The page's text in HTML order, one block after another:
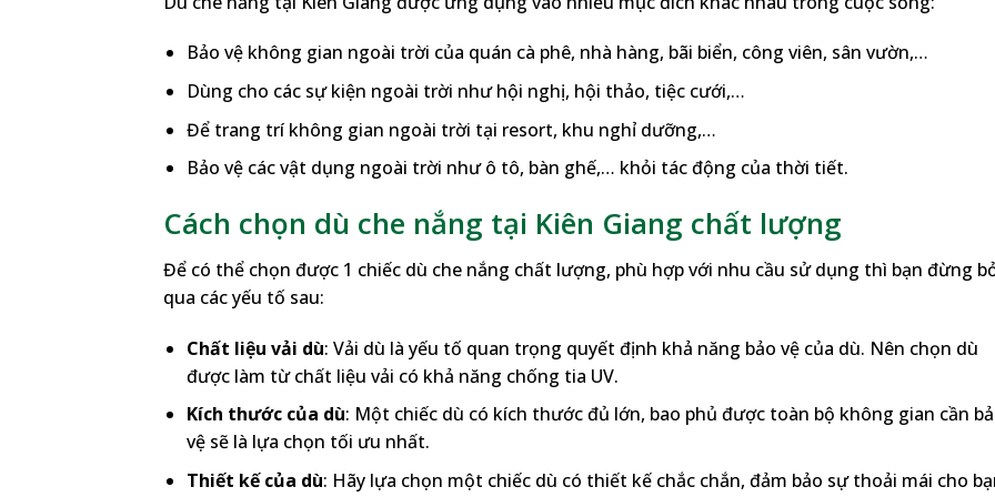
Bảo vệ không gian ngoài trời của quán cà phê, nhà hàng, bãi biển, công viên, sân vườn,…
Dùng cho các sự kiện ngoài trời như hội nghị, hội thảo, tiệc cưới,…
Để trang trí không gian ngoài trời tại resort, khu nghỉ dưỡng,…
Bảo vệ các vật dụng ngoài trời như ô tô, bàn ghế,… khỏi tác động của thời tiết.
Cách chọn dù che nắng tại Kiên Giang chất lượng
Để có thể chọn được 1 chiếc dù che nắng chất lượng, phù hợp với nhu cầu sử dụng thì bạn đừng
qua các yếu tố sau:
Chất liệu vải dù: Vải dù là yếu tố quan trọng quyết định khả năng bảo vệ của dù. Nên chọn dù
được làm từ chất liệu vải có khả năng chống tia UV.
Kích thước của dù: Một chiếc dù có kích thước đủ lớn, bao phủ được toàn bộ không gian cần
vệ sẽ là lựa chọn tối ưu nhất.
Thiết kế của dù: Hãy lựa chọn một chiếc dù có thiết kế chắc chắn, đảm bảo sự thoải mái cho